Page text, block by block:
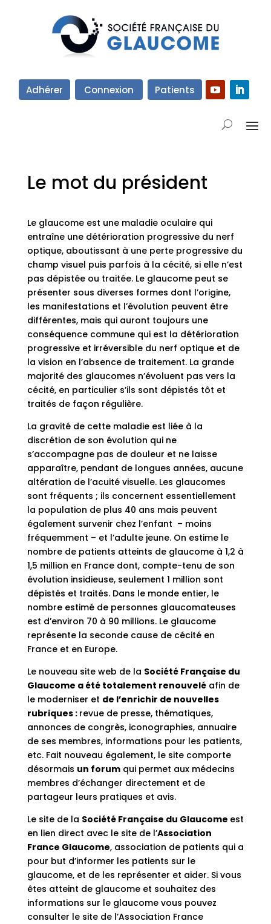
Adhérer Connexion Patients
Le mot du président
Le glaucome est une maladie oculaire qui
entraîne une détérioration progressive du nerf
optique, aboutissant à une perte progressive du
champ visuel puis parfois à la cécité, si elle n’est
pas dépistée ou traitée. Le glaucome peut se
présenter sous diverses formes dont l’origine,
les manifestations et l’évolution peuvent être
différentes, mais qui auront toujours une
conséquence commune qui est la détérioration
progressive et irréversible du nerf optique et de
la vision en l’absence de traitement. La grande
majorité des glaucomes n’évoluent pas vers la
cécité, en particulier s’ils sont dépistés tôt et
traités de façon régulière.
La gravité de cette maladie est liée à la
discrétion de son évolution qui ne
s’accompagne pas de douleur et ne laisse
apparaître, pendant de longues années, aucune
altération de l’acuité visuelle. Les glaucomes
sont fréquents ; ils concernent essentiellement
la population de plus 40 ans mais peuvent
également survenir chez l’enfant – moins
fréquemment – et l’adulte jeune. On estime le
nombre de patients atteints de glaucome à 1,2 à
1,5 million en France dont, compte-tenu de son
évolution insidieuse, seulement 1 million sont
dépistés et traités. Dans le monde entier, le
nombre estimé de personnes glaucomateuses
est d’environ 70 à 90 millions. Le glaucome
représente la seconde cause de cécité en
France et en Europe.
Le nouveau site web de la Société Française du
Glaucome a été totalement renouveléafin de
le moderniser et de l’enrichir de nouvelles
rubriques : revue de presse, thématiques,
annonces de congrès, iconographies, annuaire
de ses membres, informations pour les patients,
etc. Fait nouveau également, le site comporte
désormais un forumqui permet aux médecins
membres d’échanger directement et de
partageur leurs pratiques et avis.
Le site de la Société Française du Glaucome est
en lien direct avec le site de l’Association
France Glaucome, association de patients qui a
pour but d’informer les patients sur le
glaucome, et de les représenter et aider. Si vous
êtes atteint de glaucome et souhaitez des
informations sur le glaucome vous pouvez
consulter le site de l’Association France